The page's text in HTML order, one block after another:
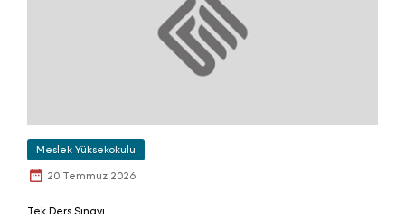
Meslek Yüksekokulu
20 Temmuz 2026
Tek Ders Sınavı